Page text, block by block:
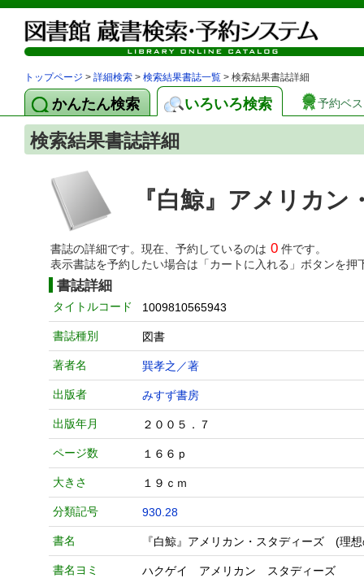
トップページ > 詳細検索 > 検索結果書誌一覧 > 検索結果書誌詳細
かんたん検索 いろいろ検索 予約ベ
検索結果書誌詳細
『白鯨』アメリカ
書誌の詳細です。現在、予約しているのは 0 件です。
表示書誌を予約したい場合は「カートに入れる」ボタンを押
書誌詳細
タイトルコード 1009810565943
書誌種別 図書
著者名 巽孝之／著
出版者 みすず書房
出版年月 ２００５．７
ページ数 １６６ｐ
大きさ １９ｃｍ
分類記号 930.28
書名 『白鯨』アメリカン・スタディーズ (理
書名ヨミ ハクゲイ アメリカン スタディーズ